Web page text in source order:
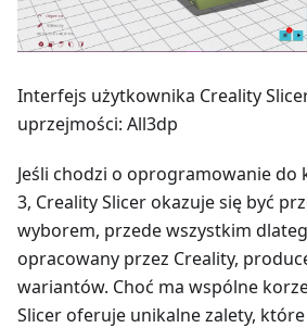
Interfejs użytkownika Creality
uprzejmości: All3dp
Jeśli chodzi o oprogramowanie do
3, Creality Slicer okazuje się być
wyborem, przede wszystkim
opracowany przez Creality,
wariantów. Choć ma wspólne
Slicer oferuje unikalne zalety,